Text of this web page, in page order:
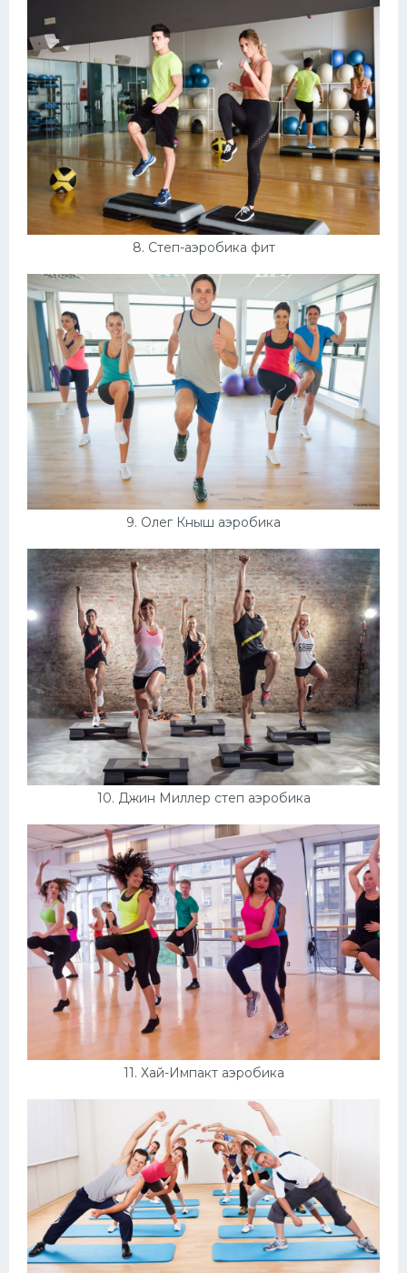
8. Степ-аэробика фит
9. Олег Кныш аэробика
10. Джин Миллер степ аэробика
11. Хай-Импакт аэробика